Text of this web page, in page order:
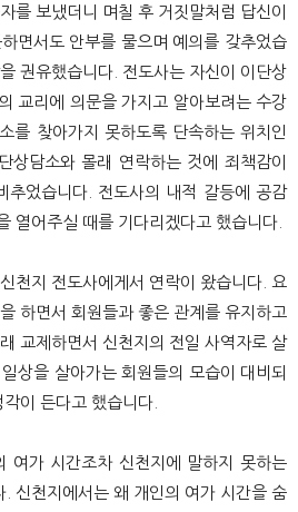
를 보냈더니 며칠 후 거짓말처럼 답신이
면서도 안부를 물으며 예의를 갖추었습
권유했습니다. 전도사는 자신이 이단상
교리에 의문을 가지고 알아보려는 수강
를 찾아가지 못하도록 단속하는 위치인
상담소와 몰래 연락하는 것에 죄책감이
추었습니다. 전도사의 내적 갈등에 공감
열어주실 때를 기다리겠다고 했습니다.
천지 전도사에게서 연락이 왔습니다. 요
하면서 회원들과 좋은 관계를 유지하고
교제하면서 신천지의 전일 사역자로 살
상을 살아가는 회원들의 모습이 대비되
이 든다고 했습니다.
여가 시간조차 신천지에 말하지 못하는
. 신천지에서는 왜 개인의 여가 시간을 숨